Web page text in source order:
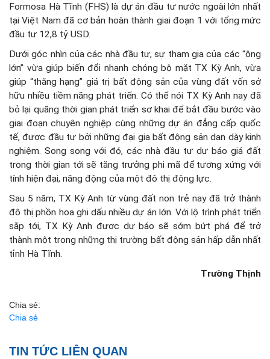
Formosa Hà Tĩnh (FHS) là dự án đầu tư nước ngoài lớn nhất
tại Việt Nam đã cơ bản hoàn thành giai đoạn 1 với tổng mức
đầu tư 12,8 tỷ USD.
Dưới góc nhìn của các nhà đầu tư, sự tham gia của các “ông
lớn” vừa giúp biến đổi nhanh chóng bộ mặt TX Kỳ Anh, vừa
giúp “thăng hạng” giá trị bất động sản của vùng đất vốn sở
hữu nhiều tiềm năng phát triển. Có thể nói TX Kỳ Anh nay đã
bỏ lại quãng thời gian phát triển sơ khai để bắt đầu bước vào
giai đoạn chuyên nghiệp cùng những dự án đẳng cấp quốc
tế, được đầu tư bởi những đại gia bất động sản dạn dày kinh
nghiệm. Song song với đó, các nhà đầu tư dự báo giá đất
trong thời gian tới sẽ tăng trưởng phi mã để tương xứng với
tính hiện đại, năng động của một đô thị động lực.
Sau 5 năm, TX Kỳ Anh từ vùng đất non trẻ nay đã trở thành
đô thị phồn hoa ghi dấu nhiều dự án lớn. Với lộ trình phát triển
sắp tới, TX Kỳ Anh được dự báo sẽ sớm bứt phá để trở
thành một trong những thị trường bất động sản hấp dẫn nhất
tỉnh Hà Tĩnh.
Trường Thịnh
Chia sẻ:
Chia sẻ
TIN TỨC LIÊN QUAN